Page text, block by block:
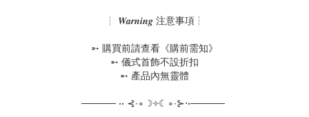
┆ 𝑾𝒂𝒓𝒏𝒊𝒏𝒈 注意事項┆
➵ 購買前請查看《購前需知》
➵ 儀式首飾不設折扣
➵ 產品內無靈體
───── •• ⊰∙∘☽༓☾∘∙⊱⋅•─────